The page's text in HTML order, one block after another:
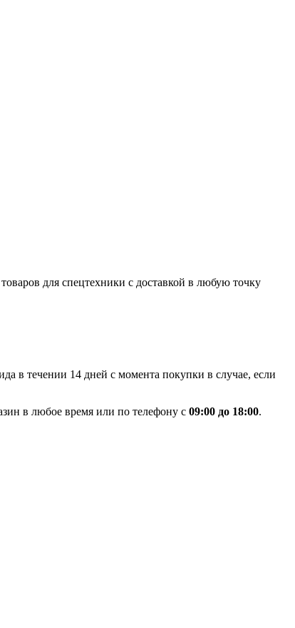
для спецтехники с доставкой в любую точку
в течении 14 дней с момента покупки в случае, если
в любое время или по телефону с 09:00 до 18:00.